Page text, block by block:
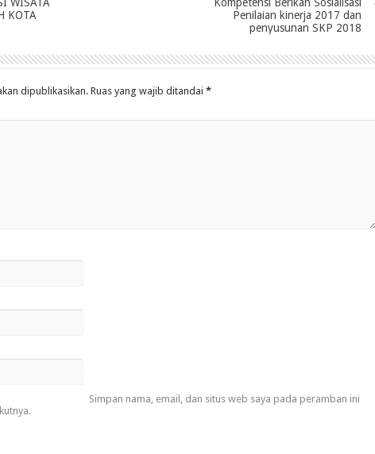
WISATA
KOTA
Kompetensi Berikan Sosialisasi
Penilaian kinerja 2017 dan
penyusunan SKP 2018
dipublikasikan. Ruas yang wajib ditandai *
Simpan nama, email, dan situs web saya pada peramban ini